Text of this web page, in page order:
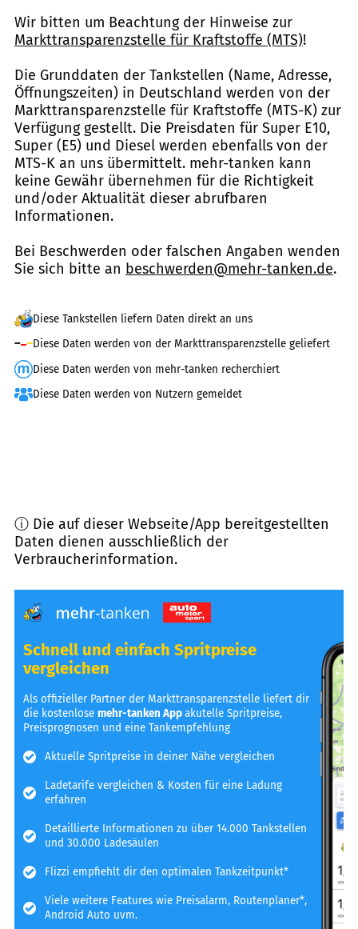
Wir bitten um Beachtung der Hinweise zur
Markttransparenzstelle für Kraftstoffe (MTS)!
Die Grunddaten der Tankstellen (Name, Adresse,
Öffnungszeiten) in Deutschland werden von der
Markttransparenzstelle für Kraftstoffe (MTS-K) zur
Verfügung gestellt. Die Preisdaten für Super E10,
Super (E5) und Diesel werden ebenfalls von der
MTS-K an uns übermittelt. mehr-tanken kann
keine Gewähr übernehmen für die Richtigkeit
und/oder Aktualität dieser abrufbaren
Informationen.
Bei Beschwerden oder falschen Angaben wenden
Sie sich bitte an beschwerden@mehr-tanken.de.
Diese Tankstellen liefern Daten direkt an uns
Diese Daten werden von der Markttransparenzstelle geliefert
Diese Daten werden von mehr-tanken recherchiert
Diese Daten werden von Nutzern gemeldet
ⓘ Die auf dieser Webseite/App bereitgestellten
Daten dienen ausschließlich der
Verbraucherinformation.
Schnell und einfach Spritpreise
vergleichen
Als offizieller Partner der Markttransparenzstelle liefert dir
die kostenlosemehr-tanken Appakutelle Spritpreise,
Preisprognosen und eine Tankempfehlung
Aktuelle Spritpreise in deiner Nähe vergleichen
Ladetarife vergleichen & Kosten für eine Ladung
erfahren
Detaillierte Informationen zu über 14.000 Tankstellen
und 30.000 Ladesäulen
Flizzi empfiehlt dir den optimalen Tankzeitpunkt*
Viele weitere Features wie Preisalarm, Routenplaner*,
Android Auto uvm.